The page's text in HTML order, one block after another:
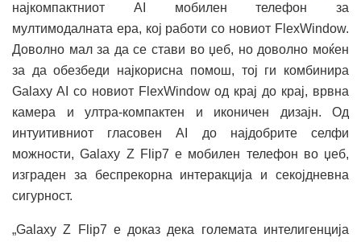
најкомпактниот AI мобилен телефон за
мултимодалната ера, кој работи со новиот FlexWindow.
Доволно мал за да се стави во џеб, но доволно моќен
за да обезбеди најкорисна помош, тој ги комбинира
Galaxy AI со новиот FlexWindow од крај до крај, врвна
камера и ултра-компактен и иконичен дизајн. Од
интуитивниот гласовен AI до најдобрите селфи
можности, Galaxy Z Flip7 е мобилен телефон во џеб,
изграден за беспрекорна интеракција и секојдневна
сигурност.
„Galaxy Z Flip7 е доказ дека големата интелигенција